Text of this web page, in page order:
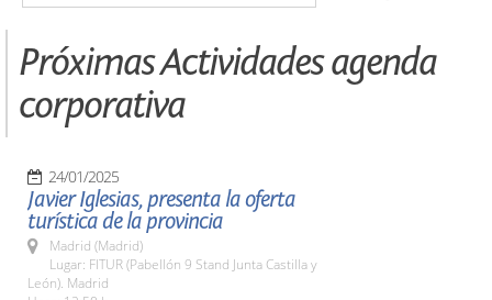
Próximas Actividades agenda
corporativa
24/01/2025
Javier Iglesias, presenta la oferta
turística de la provincia
Madrid (Madrid)
Lugar: FITUR (Pabellón 9 Stand Junta Castilla y
León). Madrid